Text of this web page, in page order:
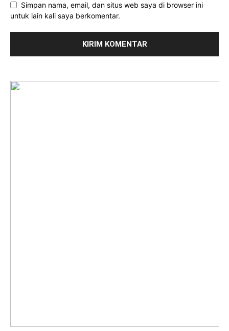
Simpan nama, email, dan situs web saya di browser ini
untuk lain kali saya berkomentar.